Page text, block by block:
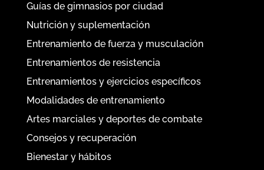
Guías de gimnasios por ciudad
Nutrición y suplementación
Entrenamiento de fuerza y musculación
Entrenamientos de resistencia
Entrenamientos y ejercicios específicos
Modalidades de entrenamiento
Artes marciales y deportes de combate
Consejos y recuperación
Bienestar y hábitos